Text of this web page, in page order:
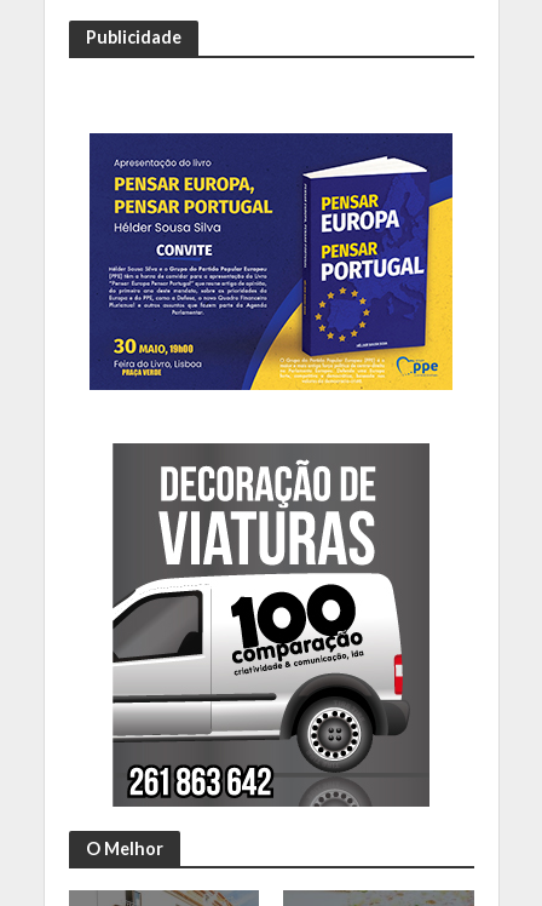
Publicidade
O Melhor